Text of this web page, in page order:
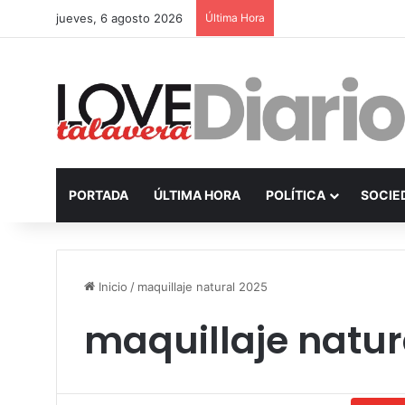
jueves, 6 agosto 2026 Última Hora
PORTADA ÚLTIMA HORA POLÍTICA
Inicio / maquillaje natural 2025
maquillaje